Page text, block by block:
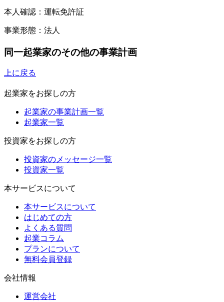
本人確認：運転免許証
事業形態：法人
同一起業家のその他の事業計画
上に戻る
起業家をお探しの方
起業家の事業計画一覧
起業家一覧
投資家をお探しの方
投資家のメッセージ一覧
投資家一覧
本サービスについて
本サービスについて
はじめての方
よくある質問
起業コラム
プランについて
無料会員登録
会社情報
運営会社